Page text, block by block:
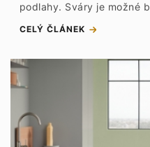
podlahy. Sváry je možné
CELÝ ČLÁNEK